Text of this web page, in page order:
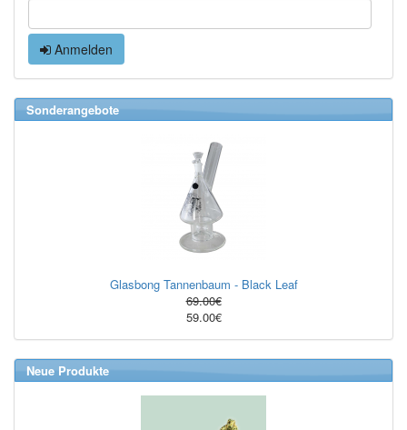
Anmelden
Sonderangebote
Glasbong Tannenbaum - Black Leaf
69.00€
59.00€
Neue Produkte